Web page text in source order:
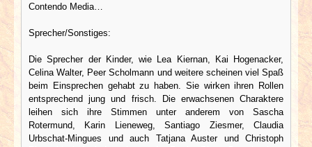
Contendo Media…
Sprecher/Sonstiges:
Die Sprecher der Kinder, wie Lea Kiernan, Kai Hogenacker,
Celina Walter, Peer Scholmann und weitere scheinen viel Spaß
beim Einsprechen gehabt zu haben. Sie wirken ihren Rollen
entsprechend jung und frisch. Die erwachsenen Charaktere
leihen sich ihre Stimmen unter anderem von Sascha
Rotermund, Karin Lieneweg, Santiago Ziesmer, Claudia
Urbschat-Mingues und auch Tatjana Auster und Christoph